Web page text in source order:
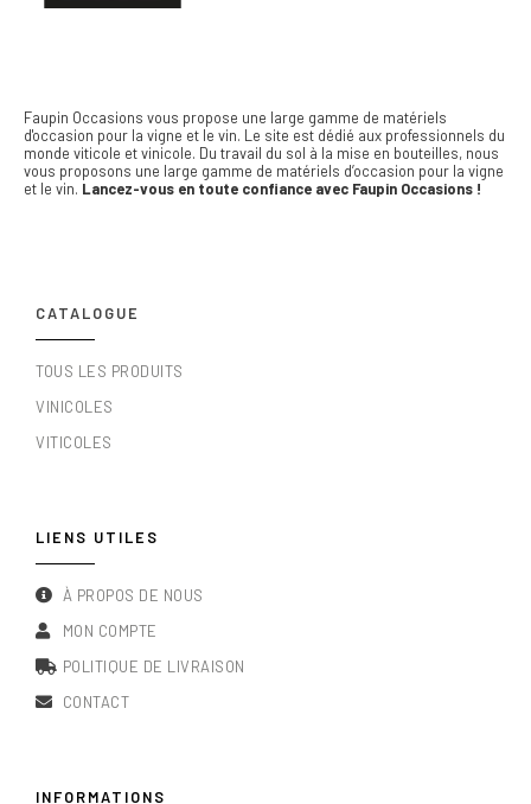
Faupin Occasions vous propose une large gamme de matériels
d'occasion pour la vigne et le vin. Le site est dédié aux professionnels du
monde viticole et vinicole. Du travail du sol à la mise en bouteilles, nous
vous proposons une large gamme de matériels d’occasion pour la vigne
et le vin. Lancez-vous en toute confiance avec Faupin Occasions !
CATALOGUE
TOUS LES PRODUITS
VINICOLES
VITICOLES
LIENS UTILES
À PROPOS DE NOUS
MON COMPTE
POLITIQUE DE LIVRAISON
CONTACT
INFORMATIONS